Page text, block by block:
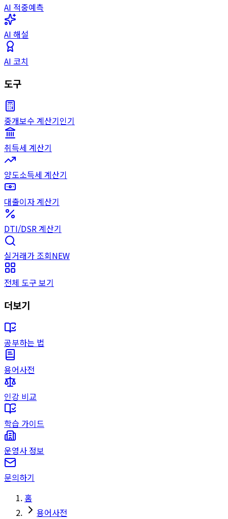
AI 적중예측
AI 해설
AI 코치
도구
중개보수 계산기인기
취득세 계산기
양도소득세 계산기
대출이자 계산기
DTI/DSR 계산기
실거래가 조회NEW
전체 도구 보기
더보기
공부하는 법
용어사전
인강 비교
학습 가이드
운영사 정보
문의하기
홈
용어사전